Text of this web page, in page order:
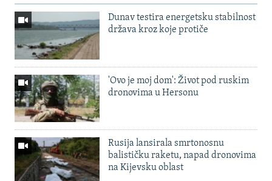
Dunav testira energetsku stabilnost
država kroz koje protiče
'Ovo je moj dom': Život pod ruskim
dronovima u Hersonu
Rusija lansirala smrtonosnu
balističku raketu, napad dronovima
na Kijevsku oblast